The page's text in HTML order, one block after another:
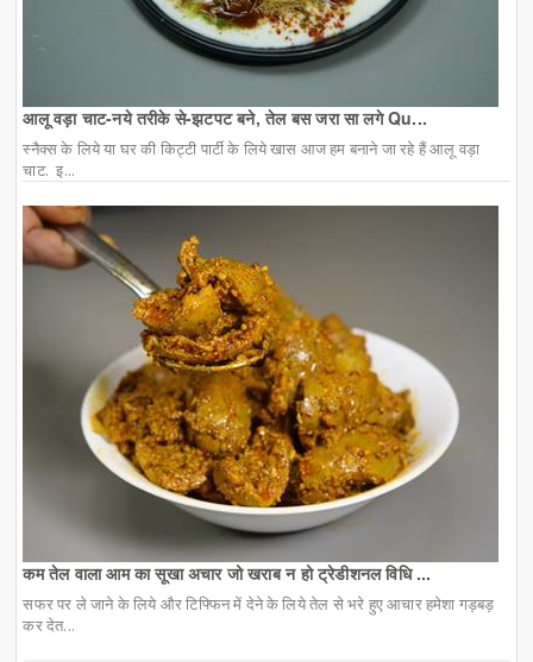
आलू वड़ा चाट-नये तरीके से-झटपट बने, तेल बस जरा सा लगे Qu...
स्नैक्स के लिये या घर की किट्टी पार्टी के लिये खास आज हम बनाने जा रहे हैं आलू वड़ा
चाट. इ...
कम तेल वाला आम का सूखा अचार जो खराब न हो ट्रेडीशनल विधि ...
सफर पर ले जाने के लिये और टिफ्फिन में देने के लिये तेल से भरे हुए आचार हमेशा गड़बड़
कर देत...